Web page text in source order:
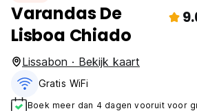
Varandas De
Lisboa Chiado
Lissabon · Bekijk kaart
Gratis WiFi
Boek meer dan 4 dagen vooruit voor